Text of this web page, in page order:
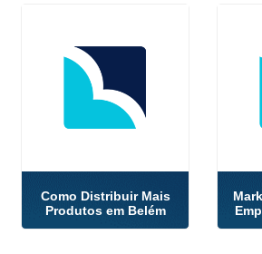
Como Distribuir Mais
Produtos em Belém